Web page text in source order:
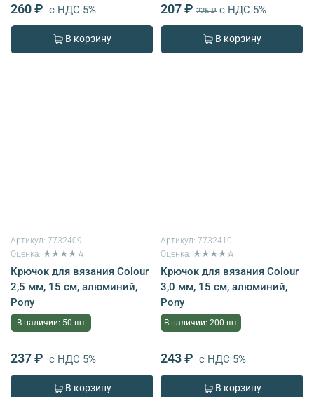
260 ₽ с НДС 5%
В корзину
207 ₽ 225 ₽ с НДС 5%
В корзину
Артикул: 7732409
Оценка: ★★★★☆
Крючок для вязания Colour
2,5 мм, 15 см, алюминий,
Pony
В наличии: 50 шт
237 ₽ с НДС 5%
В корзину
Артикул: 7732410
Оценка: ★★★★☆
Крючок для вязания Colour
3,0 мм, 15 см, алюминий,
Pony
В наличии: 200 шт
243 ₽ с НДС 5%
В корзину